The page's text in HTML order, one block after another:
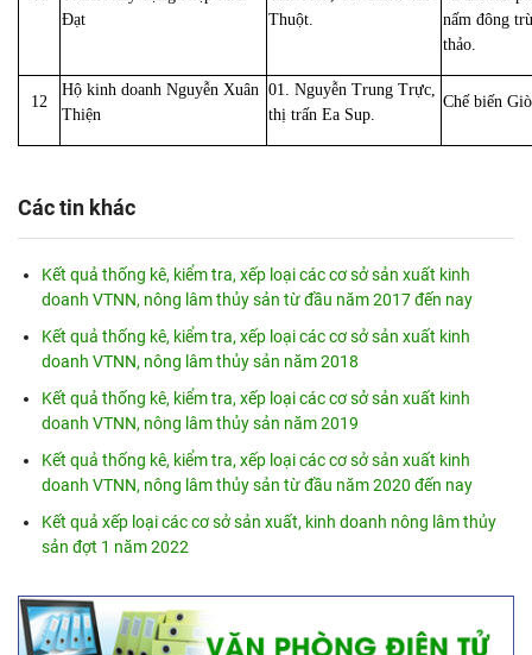
Đạt
Thuột.
nấm đông
thảo.
12
Hộ kinh doanh Nguyễn Xuân
Thiện
01. Nguyễn Trung Trực,
thị trấn Ea Sup.
Chế biến
Các tin khác
Kết quả thống kê, kiểm tra, xếp loại các cơ sở sản xuất kinh
doanh VTNN, nông lâm thủy sản từ đầu năm 2017 đến nay
Kết quả thống kê, kiểm tra, xếp loại các cơ sở sản xuất kinh
doanh VTNN, nông lâm thủy sản năm 2018
Kết quả thống kê, kiểm tra, xếp loại các cơ sở sản xuất kinh
doanh VTNN, nông lâm thủy sản năm 2019
Kết quả thống kê, kiểm tra, xếp loại các cơ sở sản xuất kinh
doanh VTNN, nông lâm thủy sản từ đầu năm 2020 đến nay
Kết quả xếp loại các cơ sở sản xuất, kinh doanh nông lâm thủy
sản đợt 1 năm 2022